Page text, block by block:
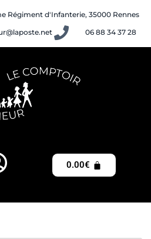
Régiment d'Infanterie, 35000 Rennes
06 88 34 37 28
0.00€